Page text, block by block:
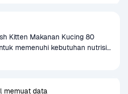
Kitten Makanan Kucing 80
memenuhi kebutuhan nutrisi
protein dari white fish yang
dini. Dengan rasa lezat yang
memuat data